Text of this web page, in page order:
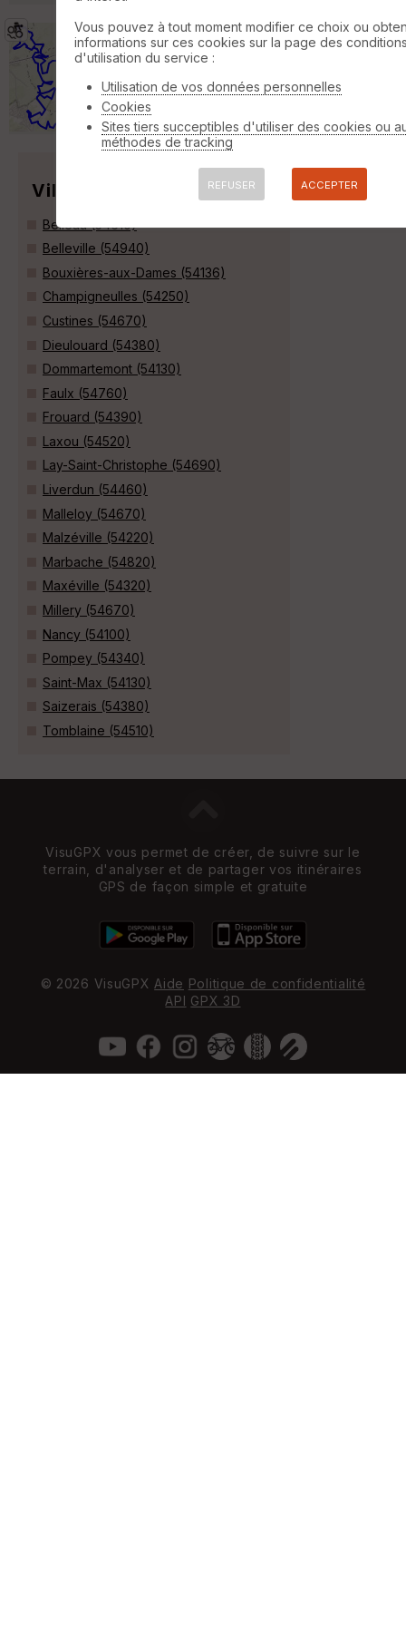
Marbache 2012 - 45 kms Marbache
VTT 42 km
Rando de Marbache 2012 circuit des 45 kms
Magnifique randonnée que je conseille par
temps sec de préférence »
Villes
Belleau (54610)
Belleville (54940)
Bouxières-aux-Dames (54136)
Champigneulles (54250)
Custines (54670)
Dieulouard (54380)
Dommartemont (54130)
Faulx (54760)
Frouard (54390)
Laxou (54520)
Lay-Saint-Christophe (54690)
Liverdun (54460)
Malleloy (54670)
Malzéville (54220)
Marbache (54820)
Maxéville (54320)
Millery (54670)
Nancy (54100)
Pompey (54340)
Saint-Max (54130)
Saizerais (54380)
Tomblaine (54510)
VisuGPX vous permet de créer, de suivre sur le
terrain, d'analyser et de partager vos itinéraires
GPS de façon simple et gratuite
© 2026 VisuGPX Aide Politique de confidentialité
API GPX 3D
Vous pouvez à tout moment modifier ce choix ou
informations sur ces cookies sur la page des
d'utilisation du service :
Utilisation de vos données personnelles
Cookies
Sites tiers succeptibles d'utiliser des cookies ou
méthodes de tracking
REFUSER ACCEPTER